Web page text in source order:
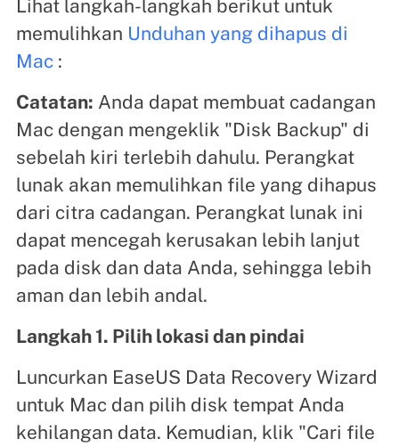
Lihat langkah-langkah berikut untuk
memulihkan Unduhan yang dihapus di
Mac:
Catatan: Anda dapat membuat cadangan
Mac dengan mengeklik "Disk Backup" di
sebelah kiri terlebih dahulu. Perangkat
lunak akan memulihkan file yang dihapus
dari citra cadangan. Perangkat lunak ini
dapat mencegah kerusakan lebih lanjut
pada disk dan data Anda, sehingga lebih
aman dan lebih andal.
Langkah 1. Pilih lokasi dan pindai
Luncurkan EaseUS Data Recovery Wizard
untuk Mac dan pilih disk tempat Anda
kehilangan data. Kemudian, klik "Cari file